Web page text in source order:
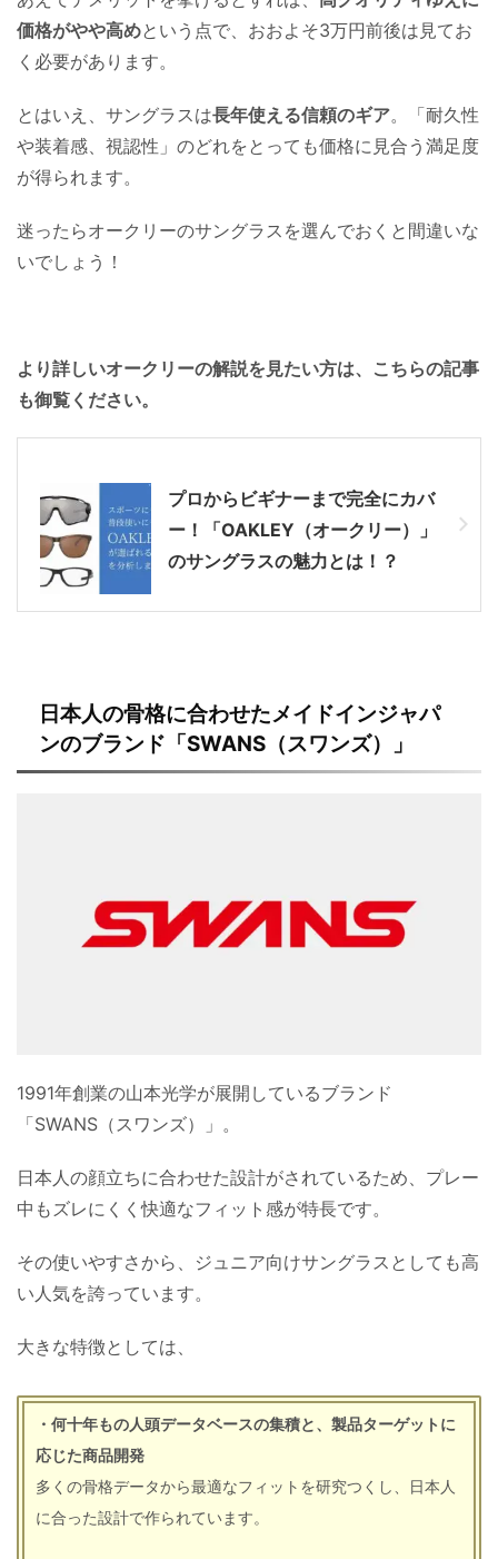
価格がやや高めという点で、おおよそ3万円前後は見てお
く必要があります。
とはいえ、サングラスは長年使える信頼のギア。「耐久性
や装着感、視認性」のどれをとっても価格に見合う満足度
が得られます。
迷ったらオークリーのサングラスを選んでおくと間違いな
いでしょう！
より詳しいオークリーの解説を見たい方は、こちらの記事
も御覧ください。
プロからビギナーまで完全にカバ
ー！「OAKLEY（オークリー）」
のサングラスの魅力とは！？
日本人の骨格に合わせたメイドインジャパ
ンのブランド「SWANS（スワンズ）」
1991年創業の山本光学が展開しているブランド
「SWANS（スワンズ）」。
日本人の顔立ちに合わせた設計がされているため、プレー
中もズレにくく快適なフィット感が特長です。
その使いやすさから、ジュニア向けサングラスとしても高
い人気を誇っています。
大きな特徴としては、
・何十年もの人頭データベースの集積と、製品ターゲットに
応じた商品開発
多くの骨格データから最適なフィットを研究つくし、日本人
に合った設計で作られています。